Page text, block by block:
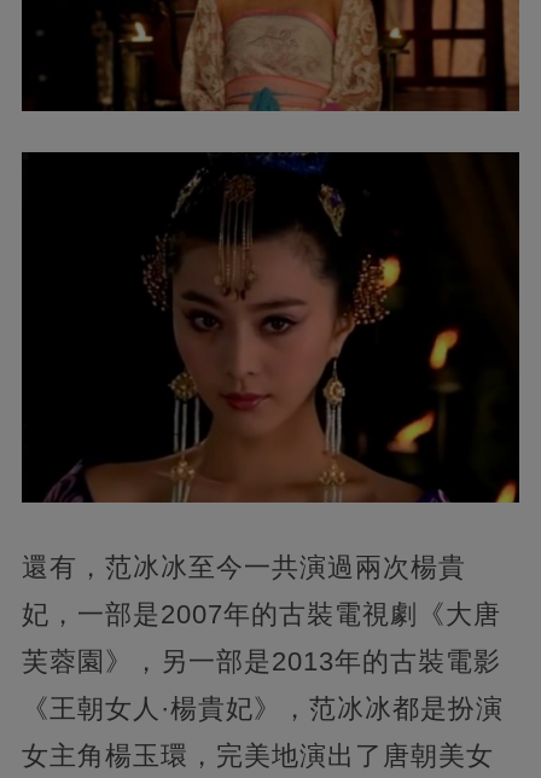
還有，范冰冰至今一共演過兩次楊貴
妃，一部是2007年的古裝電視劇《大唐
芙蓉園》，另一部是2013年的古裝電影
《王朝女人·楊貴妃》，范冰冰都是扮演
女主角楊玉環，完美地演出了唐朝美女